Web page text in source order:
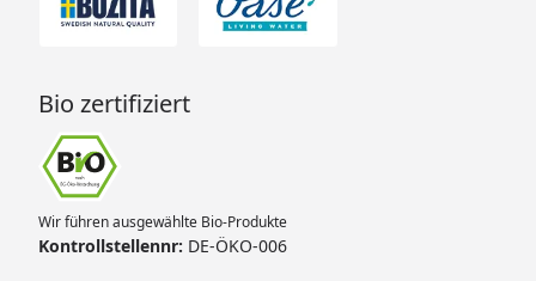
Bio zertifiziert
Wir führen ausgewählte Bio-Produkte
Kontrollstellennr: DE-ÖKO-006